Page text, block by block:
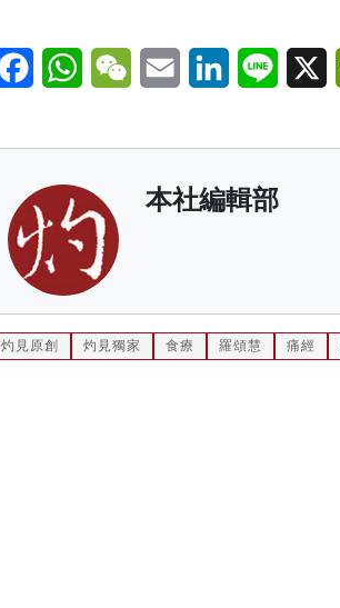
FacebookWhatsAppWeChatEmail LinkedInLine X
本社編輯部
灼見原創 灼見獨家 食療 羅頌慧 痛經